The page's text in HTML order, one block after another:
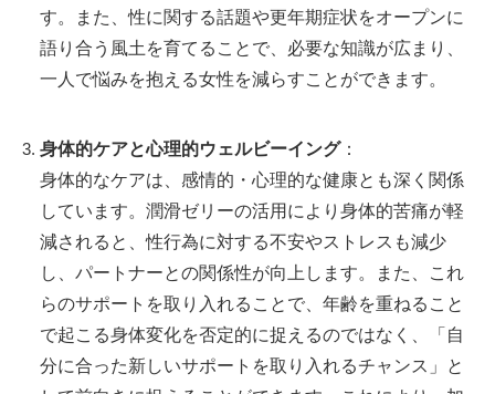
す。また、性に関する話題や更年期症状をオープンに
語り合う風土を育てることで、必要な知識が広まり、
一人で悩みを抱える女性を減らすことができます。
身体的ケアと心理的ウェルビーイング：
身体的なケアは、感情的・心理的な健康とも深く関係
しています。潤滑ゼリーの活用により身体的苦痛が軽
減されると、性行為に対する不安やストレスも減少
し、パートナーとの関係性が向上します。また、これ
らのサポートを取り入れることで、年齢を重ねること
で起こる身体変化を否定的に捉えるのではなく、「自
分に合った新しいサポートを取り入れるチャンス」と